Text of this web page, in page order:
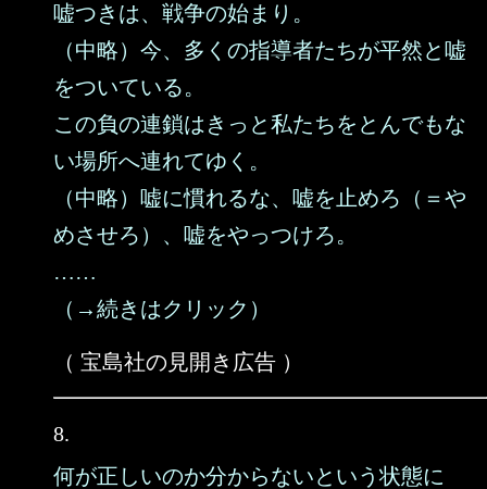
嘘つきは、戦争の始まり。
（中略）今、多くの指導者たちが平然と嘘
をついている。
この負の連鎖はきっと私たちをとんでもな
い場所へ連れてゆく。
（中略）嘘に慣れるな、嘘を止めろ（＝や
めさせろ）、嘘をやっつけろ。
……
（→続きはクリック）
（ 宝島社の見開き広告 ）
8.
何が正しいのか分からないという状態に